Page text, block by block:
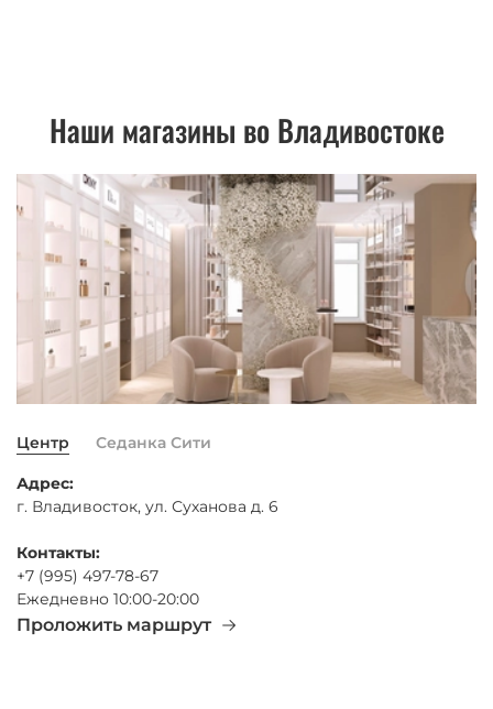
Наши магазины во Владивостоке
Центр Седанка Сити
Адрес:
г. Владивосток, ул. Суханова д. 6
Контакты:
+7 (995) 497-78-67
Ежедневно 10:00-20:00
Проложить маршрут